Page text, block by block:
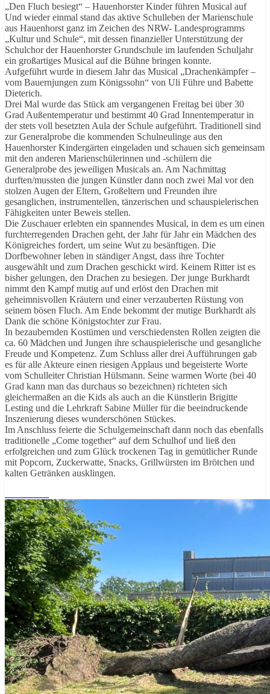
„Den Fluch besiegt“ – Hauenhorster Kinder führen Musical auf
Und wieder einmal stand das aktive Schulleben der Marienschule
aus Hauenhorst ganz im Zeichen des NRW- Landesprogramms
„Kultur und Schule“, mit dessen finanzieller Unterstützung der
Schulchor der Hauenhorster Grundschule im laufenden Schuljahr
ein großartiges Musical auf die Bühne bringen konnte.
Aufgeführt wurde in diesem Jahr das Musical „Drachenkämpfer –
vom Bauernjungen zum Königssohn“ von Uli Führe und Babette
Dieterich.
Drei Mal wurde das Stück am vergangenen Freitag bei über 30
Grad Außentemperatur und bestimmt 40 Grad Innentemperatur in
der stets voll besetzten Aula der Schule aufgeführt. Traditionell sind
zur Generalprobe die kommenden Schulneulinge aus den
Hauenhorster Kindergärten eingeladen und schauen sich gemeinsam
mit den anderen Marienschülerinnen und -schülern die
Generalprobe des jeweiligen Musicals an. Am Nachmittag
durften/mussten die jungen Künstler dann noch zwei Mal vor den
stolzen Augen der Eltern, Großeltern und Freunden ihre
gesanglichen, instrumentellen, tänzerischen und schauspielerischen
Fähigkeiten unter Beweis stellen.
Die Zuschauer erlebten ein spannendes Musical, in dem es um einen
furchterregenden Drachen geht, der Jahr für Jahr ein Mädchen des
Königreiches fordert, um seine Wut zu besänftigen. Die
Dorfbewohner leben in ständiger Angst, dass ihre Tochter
ausgewählt und zum Drachen geschickt wird. Keinem Ritter ist es
bisher gelungen, den Drachen zu besiegen. Der junge Burkhardt
nimmt den Kampf mutig auf und erlöst den Drachen mit
geheimnisvollen Kräutern und einer verzauberten Rüstung von
seinem bösen Fluch. Am Ende bekommt der mutige Burkhardt als
Dank die schöne Königstochter zur Frau.
In bezaubernden Kostümen und verschiedensten Rollen zeigten die
ca. 60 Mädchen und Jungen ihre schauspielerische und gesangliche
Freude und Kompetenz. Zum Schluss aller drei Aufführungen gab
es für alle Akteure einen riesigen Applaus und begeisterte Worte
vom Schulleiter Christian Hülsmann. Seine warmen Worte (bei 40
Grad kann man das durchaus so bezeichnen) richteten sich
gleichermaßen an die Kids als auch an die Künstlerin Brigitte
Lesting und die Lehrkraft Sabine Müller für die beeindruckende
Inszenierung dieses wunderschönen Stückes.
Im Anschluss feierte die Schulgemeinschaft dann noch das ebenfalls
traditionelle „Come together“ auf dem Schulhof und ließ den
erfolgreichen und zum Glück trockenen Tag in gemütlicher Runde
mit Popcorn, Zuckerwatte, Snacks, Grillwürsten im Brötchen und
kalten Getränken ausklingen.